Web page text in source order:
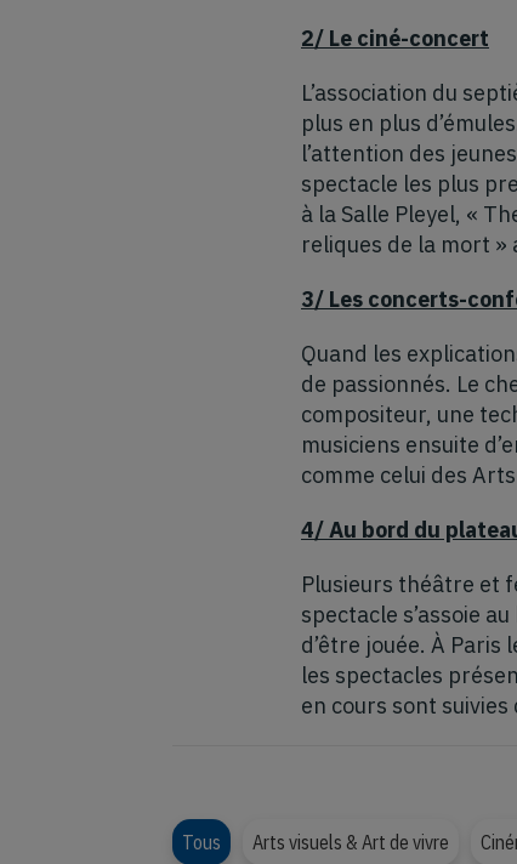
2/ Le ciné-concert
L’association du
plus en plus
l’attention des
spectacle les plus
à la Salle Pleyel, «
reliques de la mort »
3/ Les concerts-
Quand les
de passionnés. Le
compositeur, une
musiciens ensuite
comme celui des
4/ Au bord du
Plusieurs théâtre et
spectacle s’assoie
d’être jouée. À Paris
les spectacles
en cours sont
Tous Arts visuels & Art de vivre